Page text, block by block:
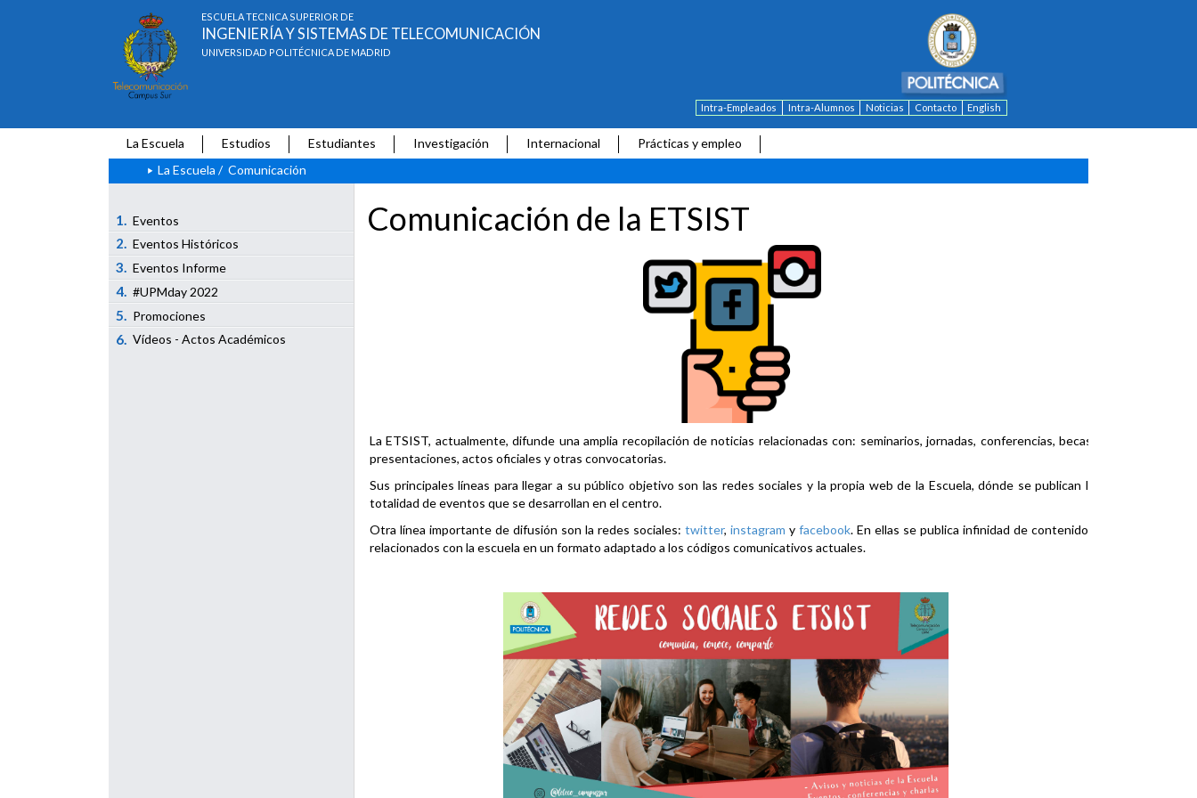
ESCUELA TÉCNICA SUPERIOR DE
INGENIERÍA Y SISTEMAS DE TELECOMUNICACIÓN
UNIVERSIDAD POLITÉCNICA DE MADRID
Intra-Empleados Intra-Alumnos Noticias Contacto English
La Escuela Estudios Estudiantes Investigación Internacional
Prácticas y empleo
La Escuela / Comunicación
1. Eventos
2. Eventos Históricos
3. Eventos Informe
4. #UPMday 2022
5. Promociones
6. Vídeos - Actos Académicos
Comunicación de la ETSIST
La ETSIST, actualmente, difunde una amplia recopilación de noticias relacionadas con: seminarios, jornadas, conferencias, becas,
presentaciones, actos oficiales y otras convocatorias.
Sus principales líneas para llegar a su público objetivo son las redes sociales y la propia web de la Escuela, dónde se publican la
totalidad de eventos que se desarrollan en el centro.
Otra línea importante de difusión son la redes sociales: twitter, instagram y facebook. En ellas se publica infinidad de contenidos
relacionados con la escuela en un formato adaptado a los códigos comunicativos actuales.